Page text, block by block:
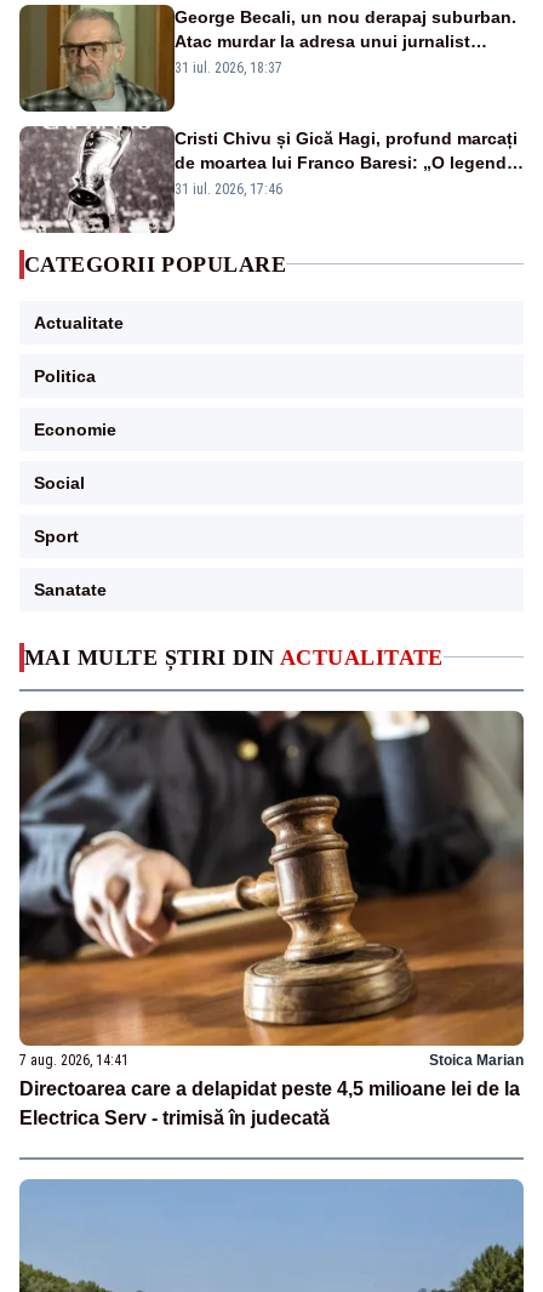
MAI MULTE ȘTIRI DIN ACTUALITATE
7 aug. 2026, 14:41 Stoica Marian
Directoarea care a delapidat peste 4,5 milioane lei de la
Electrica Serv - trimisă în judecată
George Becali, un nou derapaj suburban.
Atac murdar la adresa unui jurnalist
sportiv – AUDIO
31 iul. 2026, 18:37
Cristi Chivu și Gică Hagi, profund marcați
de moartea lui Franco Baresi: „O legendă
a fotbalului mondial”
31 iul. 2026, 17:46
CATEGORII POPULARE
Actualitate
Politica
Economie
Social
Sport
Sanatate